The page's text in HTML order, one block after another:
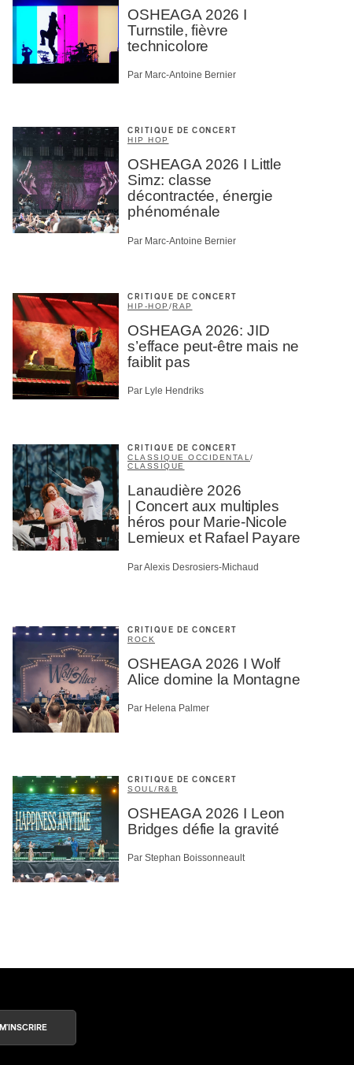
OSHEAGA 2026 I
Turnstile, fièvre
technicolore
Par Marc-Antoine Bernier
CRITIQUE DE CONCERT
HIP HOP
OSHEAGA 2026 I Little
Simz: classe
décontractée, énergie
phénoménale
Par Marc-Antoine Bernier
CRITIQUE DE CONCERT
HIP-HOP /RAP
OSHEAGA 2026: JID
s’efface peut-être mais ne
faiblit pas
Par Lyle Hendriks
CRITIQUE DE CONCERT
CLASSIQUE OCCIDENTAL /
CLASSIQUE
Lanaudière 2026
| Concert aux multiples
héros pour Marie-Nicole
Lemieux et Rafael Payare
Par Alexis Desrosiers-Michaud
CRITIQUE DE CONCERT
ROCK
OSHEAGA 2026 I Wolf
Alice domine la Montagne
Par Helena Palmer
CRITIQUE DE CONCERT
SOUL/R&B
OSHEAGA 2026 I Leon
Bridges défie la gravité
Par Stephan Boissonneault
M'INSCRIRE